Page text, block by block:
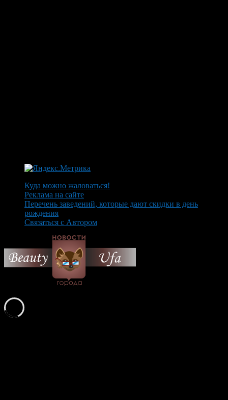
Куда можно жаловаться!
Реклама на сайте
Перечень заведений, которые дают скидки в день
рождения
Связаться с Автором